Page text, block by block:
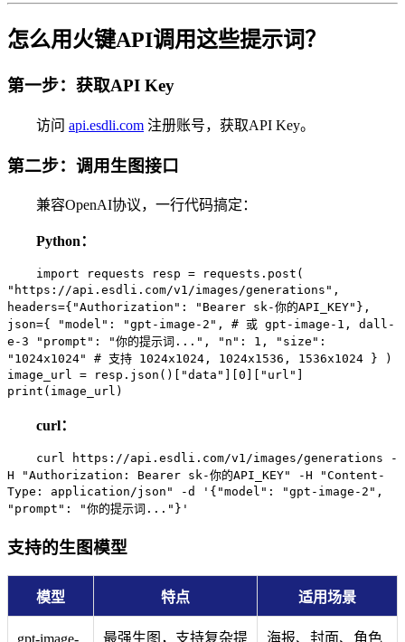
怎么用火键API调用这些提示词？
第一步：获取API Key
访问 api.esdli.com 注册账号，获取API Key。
第二步：调用生图接口
兼容OpenAI协议，一行代码搞定：
Python：
import requests resp = requests.post(
"https://api.esdli.com/v1/images/generations",
headers={"Authorization": "Bearer sk-你的API_KEY"},
json={ "model": "gpt-image-2", # 或 gpt-image-1, dall-
e-3 "prompt": "你的提示词...", "n": 1, "size":
"1024x1024" # 支持 1024x1024, 1024x1536, 1536x1024 } )
image_url = resp.json()["data"][0]["url"]
print(image_url)
curl：
curl https://api.esdli.com/v1/images/generations -
H "Authorization: Bearer sk-你的API_KEY" -H "Content-
Type: application/json" -d '{"model": "gpt-image-2",
"prompt": "你的提示词..."}'
支持的生图模型
模型 特点 适用场景
gpt-image- 最强生图，支持复杂提 海报、封面、角色